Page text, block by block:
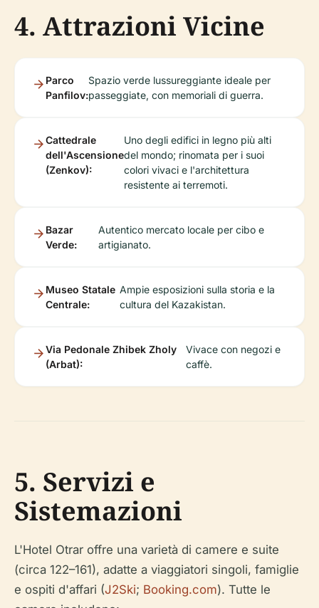
4. Attrazioni Vicine
Parco
Panfilov:
Spazio verde lussureggiante ideale per
passeggiate, con memoriali di guerra.
Cattedrale
dell'Ascensione
(Zenkov):
Uno degli edifici in legno più alti
del mondo; rinomata per i suoi
colori vivaci e l'architettura
resistente ai terremoti.
Bazar
Verde:
Autentico mercato locale per cibo e
artigianato.
Museo Statale
Centrale:
Ampie esposizioni sulla storia e la
cultura del Kazakistan.
Via Pedonale Zhibek Zholy
(Arbat):
Vivace con negozi e
caffè.
5. Servizi e
Sistemazioni
L'Hotel Otrar offre una varietà di camere e suite
(circa 122–161), adatte a viaggiatori singoli, famiglie
e ospiti d'affari (J2Ski; Booking.com). Tutte le